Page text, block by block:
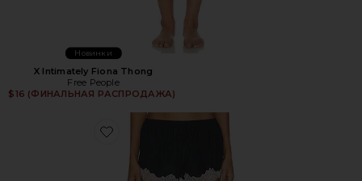
Новинки
X Intimately Fiona Thong
Free People
$16 (ФИНАЛЬНАЯ РАСПРОДАЖА)
Favorite ШОРТЫ RHEA